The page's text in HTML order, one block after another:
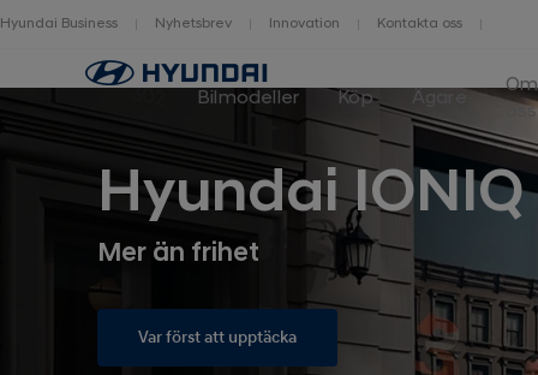
Hyundai Business Nyhetsbrev Innovation Kontakta oss
Bilmodeller Köp Ägare
Om
oss
Hyundai IONIQ
Mer än frihet
Var först att upptäcka